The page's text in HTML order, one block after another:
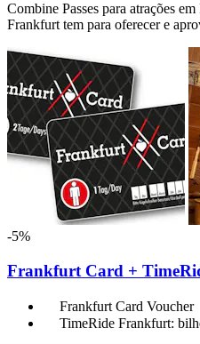
Combine Passes para atrações
Frankfurt tem para oferecer e
-5%
Frankfurt Card +
Frankfurt Card Voucher
TimeRide Frankfurt: